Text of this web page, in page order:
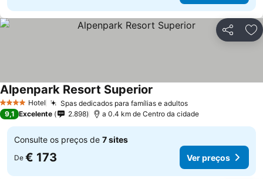
Partilhar
4 EstrelasHotel Spas dedicados para famílias e adultosVer preços
Alpenpark Resort Superior
9,1 Excelente 2.898 a 0.4 km de Centro da cidade
Consulte os preços de 7 sites
De € 173 Ver preços